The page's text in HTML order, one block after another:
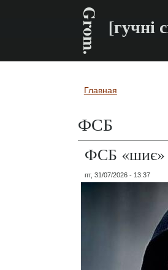
Grom. [гучні
Вы здесь
Главная
ФСБ
ФСБ «шиє»
пт, 31/07/2026 - 13:37